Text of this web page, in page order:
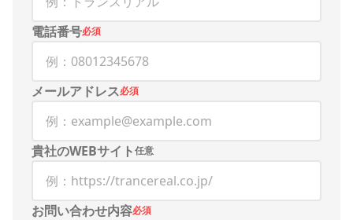
電話番号必須
メールアドレス必須
貴社のWEBサイト任意
お問い合わせ内容必須